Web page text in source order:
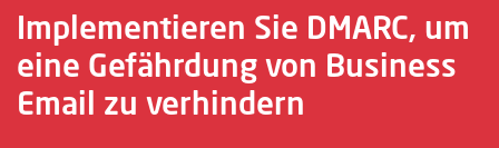
Implementieren Sie DMARC, um
eine Gefährdung von Business
Email zu verhindern